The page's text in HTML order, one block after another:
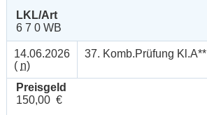
LKL/Art
6 7 0 WB
14.06.2026
( n)
37. Komb.Prüfung Kl.A**
Preisgeld
150,00 €